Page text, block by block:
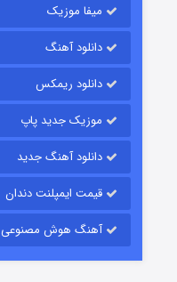
قسمت
میفا موزیک
دانلود آهنگ
دانلود ریمکس
موزیک جدید پاپ
دانلود آهنگ جدید
قیمت ایمپلنت دندان
آهنگ هوش مصنوعی